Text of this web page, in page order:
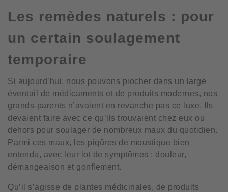
Les remèdes naturels : pour
un certain soulagement
temporaire
Si aujourd’hui, nous pouvons piocher dans un large
éventail de médicaments et de produits modernes, nos
grands-parents n’avaient en revanche pas ce luxe. Ils
devaient faire avec ce qu’ils trouvaient chez eux ou
dehors pour soulager de nombreux maux du quotidien.
Parmi ces maux, les piqûres de moustique bien
entendu, avec leur lot de symptômes : douleur,
démangeaison et gonflement.
Qu’il s’agisse de plantes médicinales, de produits